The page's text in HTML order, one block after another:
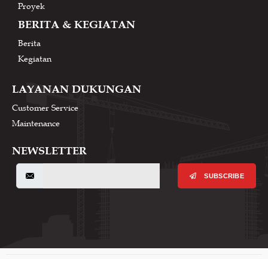
Proyek
BERITA & KEGIATAN
Berita
Kegiatan
LAYANAN DUKUNGAN
Customer Service
Maintenance
NEWSLETTER
SUBSCRIBE